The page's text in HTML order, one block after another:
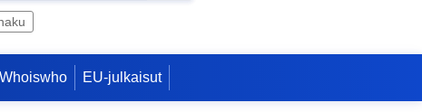
EU-julkaisut